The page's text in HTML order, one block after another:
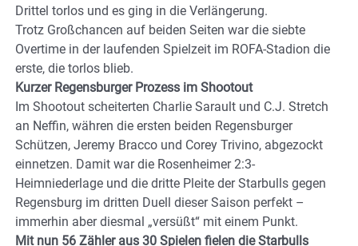
Drittel torlos und es ging in die Verlängerung.
Trotz Großchancen auf beiden Seiten war die siebte
Overtime in der laufenden Spielzeit im ROFA-Stadion die
erste, die torlos blieb.
Kurzer Regensburger Prozess im Shootout
Im Shootout scheiterten Charlie Sarault und C.J. Stretch
an Neffin, währen die ersten beiden Regensburger
Schützen, Jeremy Bracco und Corey Trivino, abgezockt
einnetzen. Damit war die Rosenheimer 2:3-
Heimniederlage und die dritte Pleite der Starbulls gegen
Regensburg im dritten Duell dieser Saison perfekt –
immerhin aber diesmal „versüßt“ mit einem Punkt.
Mit nun 56 Zähler aus 30 Spielen fielen die Starbulls